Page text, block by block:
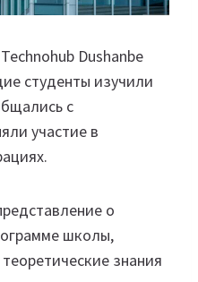
Dushanbe
студенты изучили
с
участие в
о
школы,
знания